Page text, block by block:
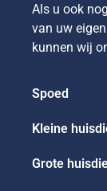
Als u ook
van uw
kunnen wij
Spoed
Kleine
Grote